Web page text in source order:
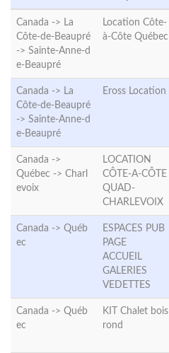
Canada -> La
Côte-de-Beaupré
-> Sainte-Anne-d
e-Beaupré
Location Côte-
à-Côte Québec
Canada -> La
Côte-de-Beaupré
-> Sainte-Anne-d
e-Beaupré
Eross Location
Canada ->
Québec -> Charl
evoix
LOCATION
CÔTE-A-CÔTE
QUAD-
CHARLEVOIX
Canada -> Québ
ec
ESPACES PUB
PAGE
ACCUEIL
GALERIES
VEDETTES
Canada -> Québ
ec
KIT Chalet bois
rond